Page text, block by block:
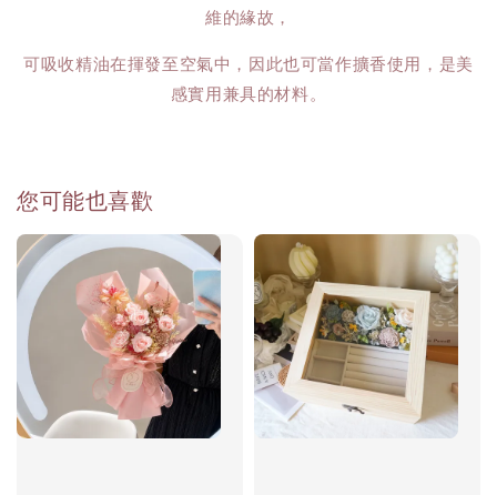
維的緣故，
可吸收精油在揮發至空氣中，因此也可當作擴香使用，是美
感實用兼具的材料。
您可能也喜歡